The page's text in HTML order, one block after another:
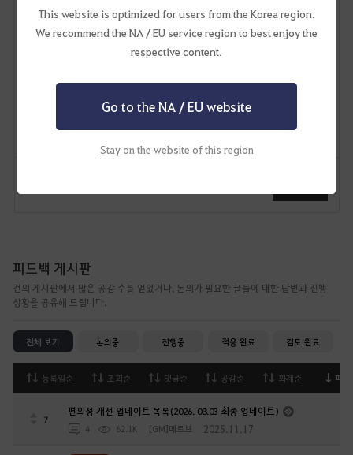
This website is optimized for users from the Korea region.
We recommend the NA / EU service region to best enjoy the
respective content.
Go to the NA / EU website
Stay on the website of this region
108 8
2 3
빠뿌아님
피드백 게시판
건의 게시판에서 많은 공감 수를 얻었거나, 논의가 필요한 글들에 대한 답변과 진행
상황을 공유해 드립니다.
전체 보기 논의중 진행중 적용 완료 검토 완료
등록일순 조회순 댓글순 공감순 화제순 피
7
편의성 개선 업데이트 목록(2026. 08.03 최종 업데이트)
4 62.1K [GM]메르브 2025.11.17